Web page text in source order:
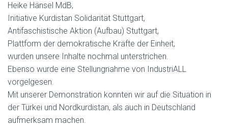
Heike Hänsel MdB,
Initiative Kurdistan Solidarität Stuttgart,
Antifaschistische Aktion (Aufbau) Stuttgart,
Plattform der demokratische Kräfte der Einheit,
wurden unsere Inhalte nochmal unterstrichen.
Ebenso wurde eine Stellungnahme von IndustriALL
vorgelgesen.
Mit unserer Demonstration konnten wir auf die Situation in
der Türkei und Nordkurdistan, als auch in Deutschland
aufmerksam machen.